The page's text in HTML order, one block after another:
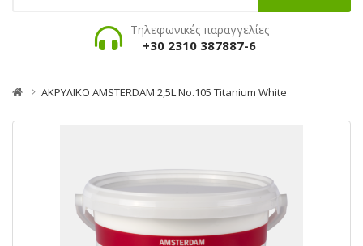
Τηλεφωνικές παραγγελίες
+30 2310 387887-6
ΑΚΡΥΛΙΚΟ AMSTERDAM 2,5L No.105 Titanium White